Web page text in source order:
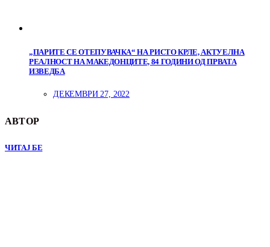
„ПАРИТЕ СЕ ОТЕПУВАЧКА“ НА РИСТО КРЛЕ, АКТУЕЛНА
РЕАЛНОСТ НА МАКЕДОНЦИТЕ, 84 ГОДИНИ ОД ПРВАТА
ИЗВЕДБА
ДЕКЕМВРИ 27, 2022
АВТОР
ЧИТАЈ БЕ